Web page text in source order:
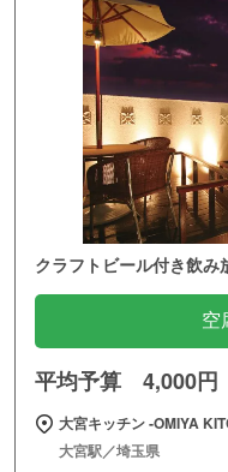
クラフトビール付き飲み
空
平均予算 4,000円
大宮キッチン ‐OMIYA
大宮駅／埼玉県